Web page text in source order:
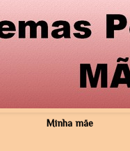
Minha mãe